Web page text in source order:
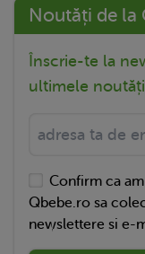
Noutăți de la
Înscrie-te la
ultimele
Confirm ca
Qbebe.ro sa
newslettere si e-